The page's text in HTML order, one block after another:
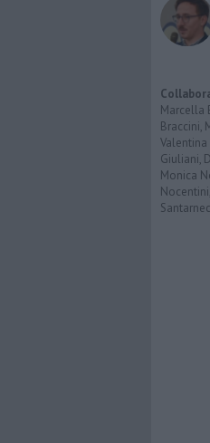
Marcella
Braccini,
Valentina
Giuliani,
Monica